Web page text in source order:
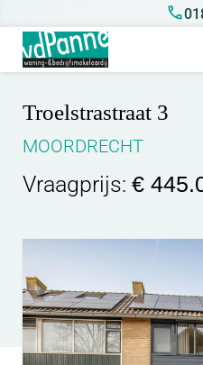
Troelstrastraat 3
MOORDRECHT
Vraagprijs: €